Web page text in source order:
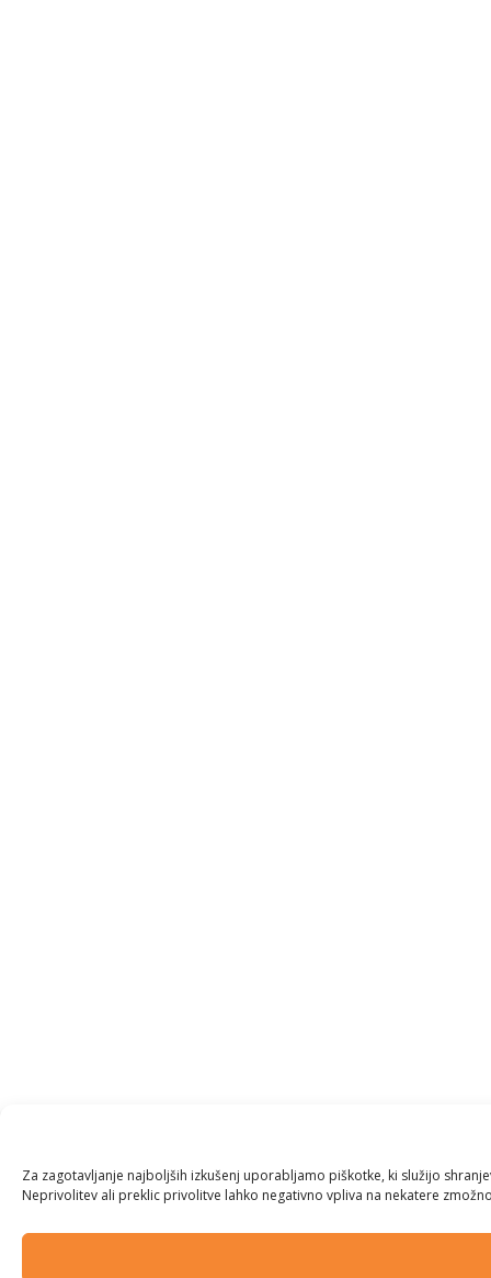
Za zagotavljanje najboljših izkušenj uporabljamo piškotke, ki služijo
Neprivolitev ali preklic privolitve lahko negativno vpliva na nekatere